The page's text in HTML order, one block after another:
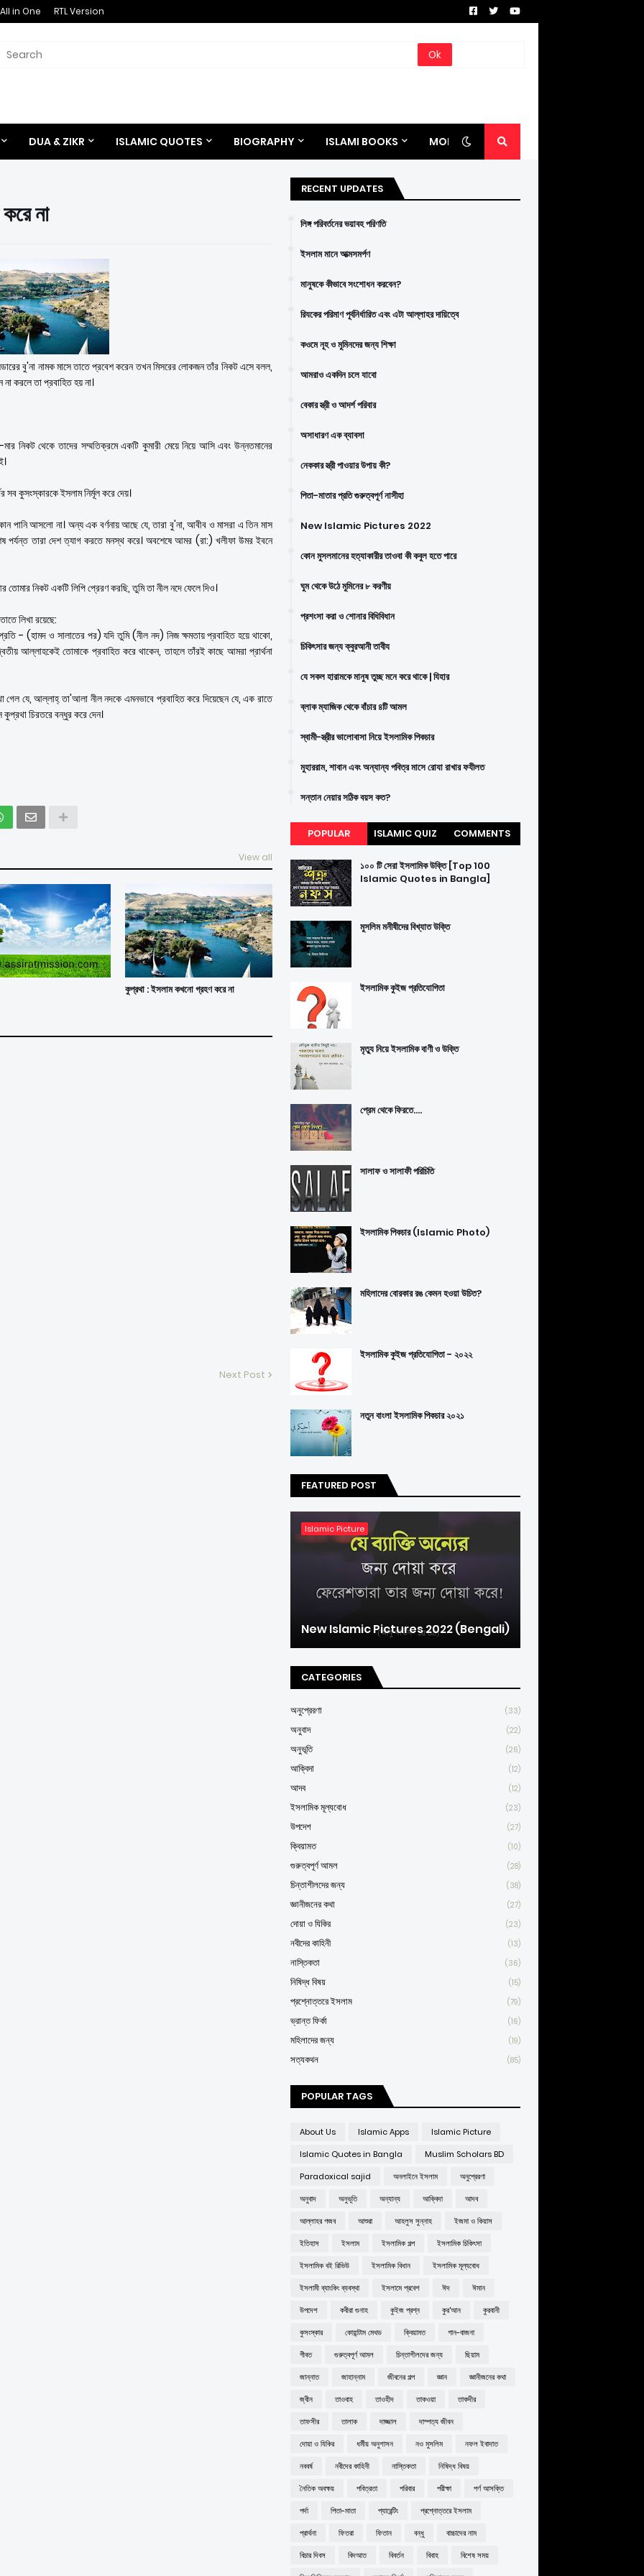
All in One RTL Version
DUA & ZIKR ISLAMIC QUOTES BIOGRAPHY ISLAMI BOOKS MORE
না
বু'না নামক মাসে তাতে প্রবেশ করেন তখন মিসরের লোকজন তাঁর নিকট এসে বলল,
করলে তা প্রবাহিত হয় না।
নিকট থেকে তাদের সম্মতিক্রমে একটি কুমারী মেয়ে নিয়ে আসি এবং উন্নতমানের
কুসংস্কারকে ইসলাম নির্মূল করে দেয়।
পানি আসলো না। অন্য এক বর্ণনায় আছে যে, তারা বু'না, আবীব ও মাসরা এ তিন মাস
পর্যন্ত তারা দেশ ত্যাগ করতে মনস্থ করে। অবশেষে আমর (রা:) খলীফা উমর ইবনে
নিকট একটি লিপি প্রেরণ করছি, তুমি তা নীল নদে ফেলে দিও।
লিখা রয়েছে:
- (হামদ ও সালাতের পর) যদি তুমি (নীল নদ) নিজ ক্ষমতায় প্রবাহিত হয়ে থাকো,
আল্লাহকেই তোমাকে প্রবাহিত করে থাকেন, তাহলে তাঁরই কাছে আমরা প্রার্থনা
গেল যে, আল্লাহ্ তা'আলা নীল নদকে এমনভাবে প্রবাহিত করে দিয়েছেন যে, এক রাতে
কুপ্রথা চিরতরে বন্ধুর করে দেন।
View all
কুপ্রথা : ইসলাম কখনো গ্রহণ করে না
Next Post
RECENT UPDATES
লিঙ্গ পরিবর্তনের ভয়াবহ পরিণতি
ইসলাম মানে আত্মসমর্পণ
মানুষকে কীভাবে সংশোধন করবেন?
রিযকের পরিমাণ পূর্বনির্ধারিত এবং এটা আল্লাহর দায়িত্বে
কওমে নূহ ও মুমিনদের জন্য শিক্ষা
আমরাও একদিন চলে যাবো
বেকার স্ত্রী ও আদর্শ পরিবার
অসাধারণ এক ব্যাবসা
নেককার স্ত্রী পাওয়ার উপায় কী?
পিতা-মাতার প্রতি গুরুত্বপূর্ণ নাসীহা
New Islamic Pictures 2022
কোন মুসলমানের হত্যাকারীর তাওবা কী কবুল হতে পারে
ঘুম থেকে উঠে মুমিনের ৮ করণীয়
প্রশংসা করা ও শোনার বিধিবিধান
চিকিৎসার জন্য ক্বুরআনী তাবীয
যে সকল হারামকে মানুষ তুচ্ছ মনে করে থাকে | যিহার
ব্লাক ম্যাজিক থেকে বাঁচার ৪টি আমল
স্বামী-স্ত্রীর ভালোবাসা নিয়ে ইসলামিক পিকচার
মুহাররাম, শাবান এবং অন্যান্য পবিত্র মাসে রোযা রাখার ফযীলত
সন্তান নেয়ার সঠিক বয়স কত?
POPULAR ISLAMIC QUIZ COMMENTS
১০০ টি সেরা ইসলামিক উক্তি [Top 100
Islamic Quotes in Bangla]
মুসলিম মনীষীদের বিখ্যাত উক্তি
ইসলামিক কুইজ প্রতিযোগিতা
মৃত্যু নিয়ে ইসলামিক বাণী ও উক্তি
প্রেম থেকে ফিরতে....
সালাফ ও সালাফী পরিচিতি
ইসলামিক পিকচার (Islamic Photo)
মহিলাদের বোরকার রঙ কেমন হওয়া উচিত?
ইসলামিক কুইজ প্রতিযোগিতা - ২০২২
নতুন বাংলা ইসলামিক পিকচার ২০২১
FEATURED POST
Islamic Picture
New Islamic Pictures 2022 (Bengali)
CATEGORIES
অনুপ্রেরণা (33)
অনুবাদ (22)
অনুভূতি (26)
আক্বিদা (12)
আদব (12)
ইসলামিক মূল্যবোধ (23)
উপদেশ (27)
ক্বিয়ামত (10)
গুরুত্বপূর্ণ আমল (28)
চিন্তাশীলদের জন্য (38)
জ্ঞানীজনের কথা (27)
দোয়া ও যিকির (23)
নবীদের কাহিনী (13)
নাস্তিকতা (36)
নিষিদ্ধ বিষয় (15)
প্রশ্নোত্তরে ইসলাম (79)
ভ্রান্ত ফির্কা (16)
মহিলাদের জন্য (19)
সত্যকথন (85)
POPULAR TAGS
About Us Islamic Apps
Islamic Picture
Islamic Quotes in Bangla
Muslim Scholars BD
Paradoxical sajid
অনলাইনে ইসলাম
অনুপ্রেরণা
অনুবাদ
অনুভূতি অন্যান্য আক্বিদা
আদব
আল্লাহর গজব
আশুরা আহলুস সুন্নাহ
ইজমা ও কিয়াস
ইতিহাস
ইসলাম ইসলামিক গল্প
ইসলামিক চিকিৎসা
ইসলামিক বই রিভিউ
ইসলামিক বিধান
ইসলামিক মূল্যবোধ
ইসলামী ব্যাংকিং ব্যবস্থা
ইসলামে প্রবেশ ঈদ
ঈমান
উপদেশ
কবীরা গুনাহ কুইজ প্রশ্ন কুর'আন
কুরবানী
কুসংস্কার
কোয়ান্টাম মেথড ক্বিয়ামত
গান-বাজনা
গীবত
গুরুত্বপূর্ণ আমল চিন্তাশীলদের জন্য
ছিয়াম
জান্নাত
জাহান্নাম জীবনের গল্প জ্ঞান
জ্ঞানীজনের কথা
জ্বীন
তাওবাহ তাওহীদ তাকওয়া
তাকদীর
তাফসীর
তালাক দাজ্জাল
দাম্পত্য জীবন
দোয়া ও যিকির
ধর্মীয় অনুশাসন নও মুসলিম
নফল ইবাদাত
নববর্ষ
নবীদের কাহিনী নাস্তিকতা
নিষিদ্ধ বিষয়
নৈতিক অবক্ষয়
পবিত্রতা পরিবার পরীক্ষা
পর্ণ আসক্তি
পর্দা
পিতা-মাতা প্যারেন্টিং
প্রশ্নোত্তরে ইসলাম
প্রার্থনা
ফিতরা ফিতান বন্ধু
বাচ্চাদের নাম
বিচার দিবস
বিদআত বিবর্তন বিবাহ
বিশেষ সময়